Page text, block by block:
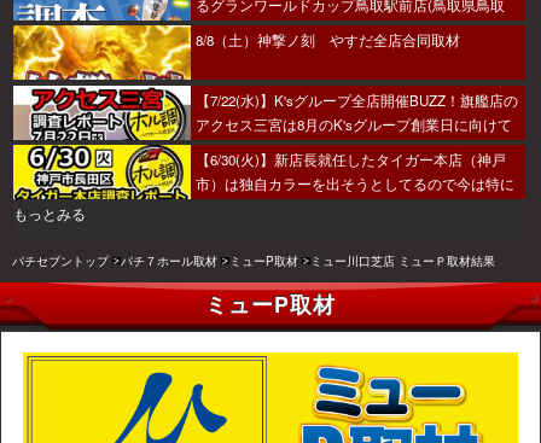
るグランワールドカップ鳥取駅前店(鳥取県鳥取
市)の調査結果☆
8/8（土）神撃ノ刻 やすだ全店合同取材
【7/22(水)】K'sグループ全店開催BUZZ！旗艦店の
アクセス三宮は8月のK'sグループ創業日に向けて
着々とミッション進行中～！
【6/30(火)】新店長就任したタイガー本店（神戸
市）は独自カラーを出そうとしてるので今は特に
もっとみる
パチセブントップ パチ７ホール取材 ミューP取材 ミュー川口芝店 ミューＰ取材結果
ミューP取材